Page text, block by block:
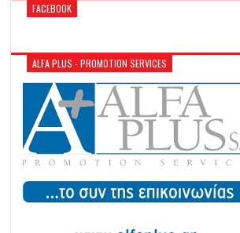
FACEBOOK
ALFA PLUS - PROMOTION SERVICES